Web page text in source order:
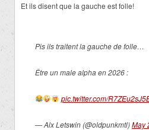
Et ils disent que la gauche est folle!
Pis ils traitent la gauche de folle…
Être un male alpha en 2026 :
pic.twitter.com/
— Alx Letswin (@oldpunkmtl)May